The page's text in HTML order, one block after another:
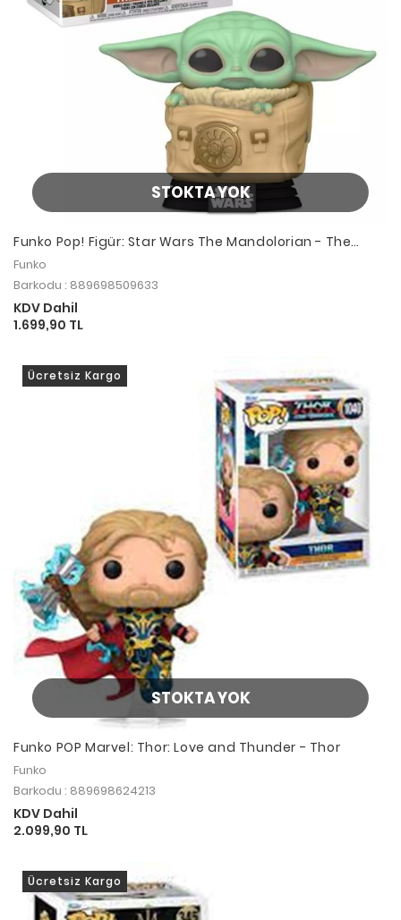
STOKTA YOK
Funko Pop! Figür: Star Wars The Mandolorian - The
Child with Carrier Pop
Funko
Barkodu : 889698509633
KDV Dahil
1.699,90 TL
STOKTA YOK
Ücretsiz Kargo
Funko POP Marvel: Thor: Love and Thunder - Thor
Funko
Barkodu : 889698624213
KDV Dahil
2.099,90 TL
Ücretsiz Kargo